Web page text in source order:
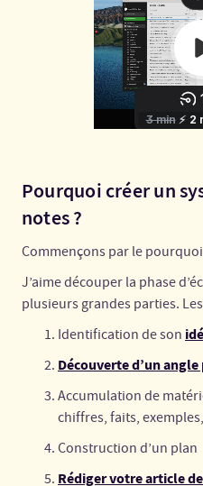
Pourquoi créer un
notes ?
Commençons par le
J’aime découper la phase
plusieurs grandes parties.
Identification de son
Découverte d’un
Accumulation de
chiffres, faits,
Construction d’un plan
Rédiger votre article